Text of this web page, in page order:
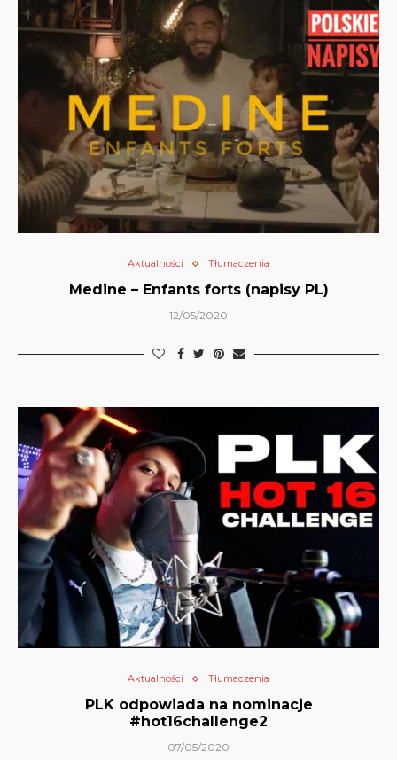
Aktualności Tłumaczenia
Medine – Enfants forts (napisy PL)
12/05/2020
Aktualności Tłumaczenia
PLK odpowiada na nominacje
#hot16challenge2
07/05/2020